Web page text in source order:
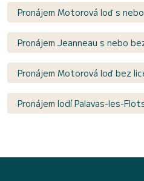
Pronájem Motorová loď s
Pronájem Jeanneau s nebo
Pronájem Motorová loď bez
Pronájem lodí Palavas-les-